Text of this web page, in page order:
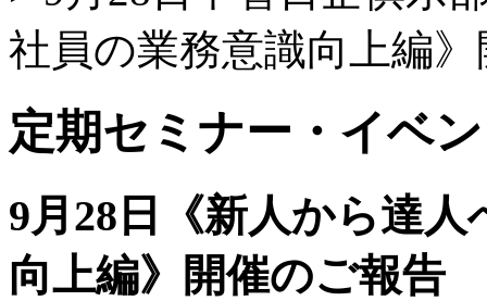
社員の業務意識向上編
定期セミナー・イベ
9月28日《新人から達
向上編》開催のご報告